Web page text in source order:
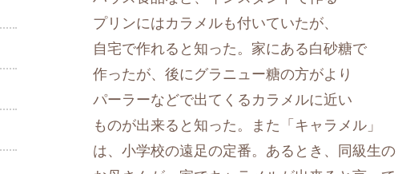
プリンにはカラメルも付いていたが、
自宅で作れると知った。家にある白砂糖で
作ったが、後にグラニュー糖の方がより
パーラーなどで出てくるカラメルに近い
ものが出来ると知った。また「キャラメル」
は、小学校の遠足の定番。あるとき、同級生の